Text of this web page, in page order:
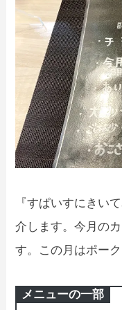
『すぱいすにきい
介します。今月の
す。この月はポーク
メニューの一部